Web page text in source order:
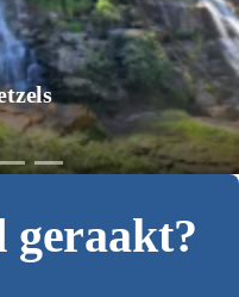
geraakt?